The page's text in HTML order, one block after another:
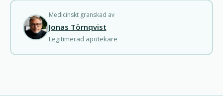
Medicinskt granskad av
Jonas Törnqvist
Legitimerad apotekare